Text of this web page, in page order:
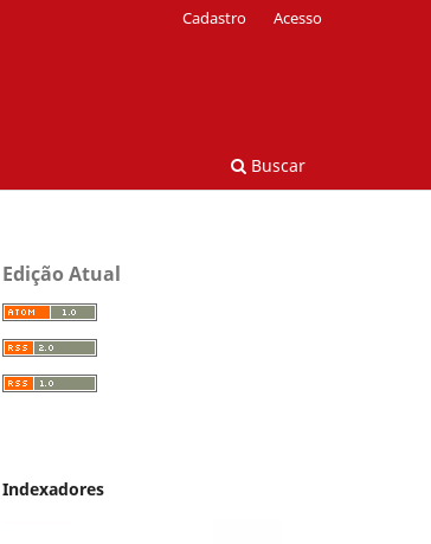
Buscar
Cadastro Acesso
Edição Atual
Indexadores